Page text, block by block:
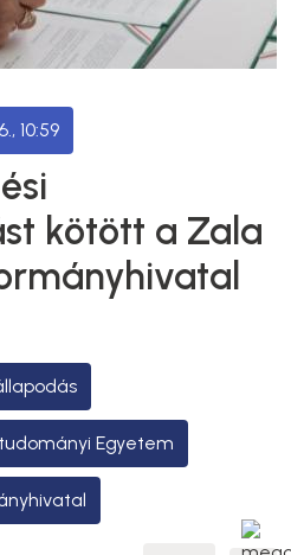
10:59
kötött a Zala
Egyetem